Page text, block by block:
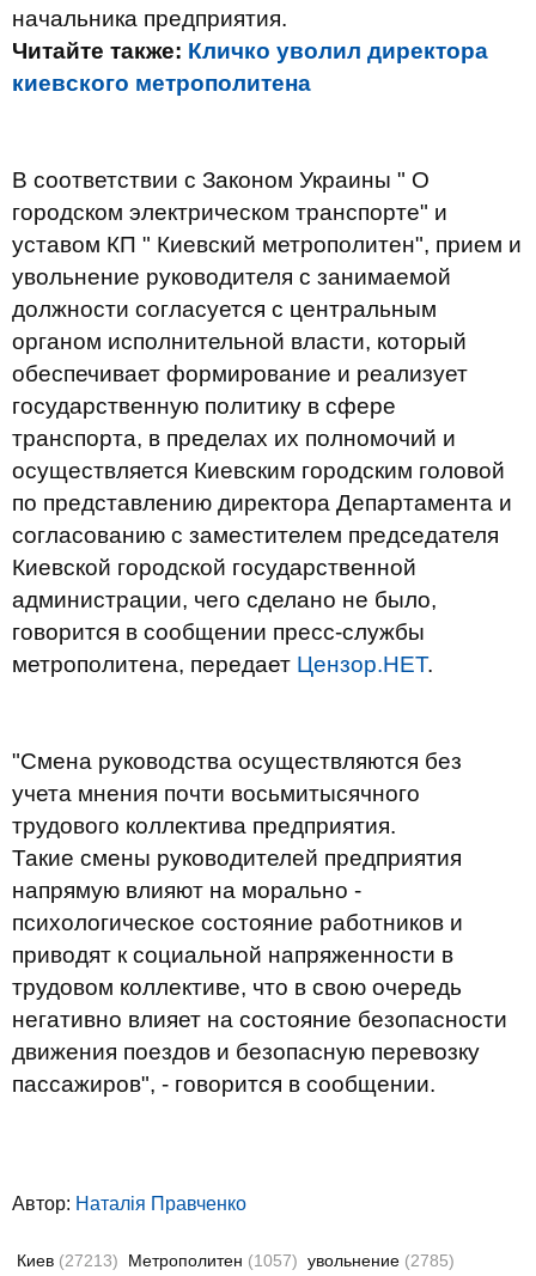
начальника предприятия.
Читайте также: Кличко уволил директора
киевского метрополитена
В соответствии с Законом Украины " О
городском электрическом транспорте" и
уставом КП " Киевский метрополитен", прием и
увольнение руководителя с занимаемой
должности согласуется с центральным
органом исполнительной власти, который
обеспечивает формирование и реализует
государственную политику в сфере
транспорта, в пределах их полномочий и
осуществляется Киевским городским головой
по представлению директора Департамента и
согласованию с заместителем председателя
Киевской городской государственной
администрации, чего сделано не было,
говорится в сообщении пресс-службы
метрополитена, передает Цензор.НЕТ.
"Смена руководства осуществляются без
учета мнения почти восьмитысячного
трудового коллектива предприятия.
Такие смены руководителей предприятия
напрямую влияют на морально -
психологическое состояние работников и
приводят к социальной напряженности в
трудовом коллективе, что в свою очередь
негативно влияет на состояние безопасности
движения поездов и безопасную перевозку
пассажиров", - говорится в сообщении.
Автор: Наталія Правченко
Киев (27213) Метрополитен (1057) увольнение (2785)